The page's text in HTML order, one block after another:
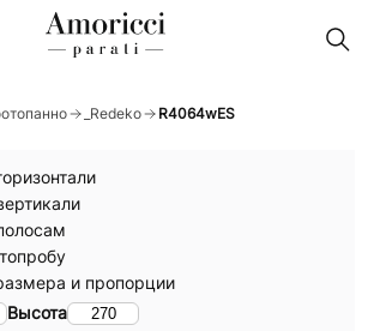
_Redeko R4064wES
Высота
и пропорции